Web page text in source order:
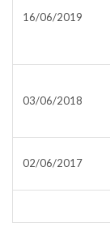
16/06/2019
03/06/2018
02/06/2017